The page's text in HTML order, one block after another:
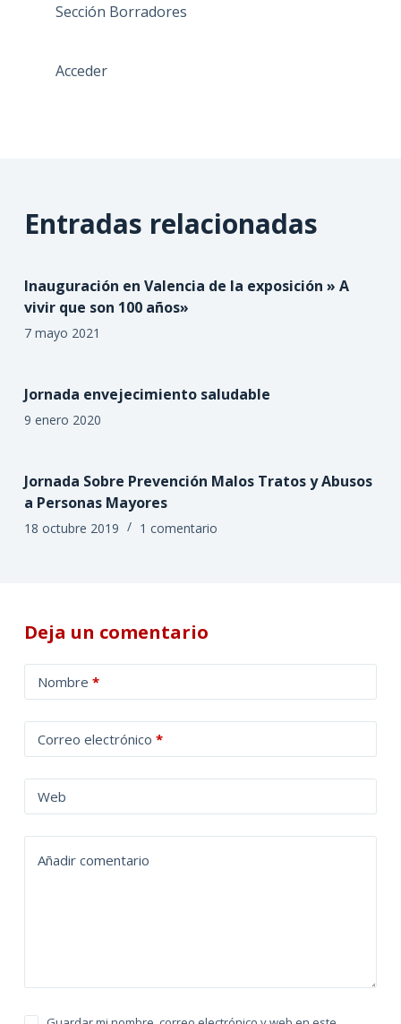
Sección Borradores
Acceder
Entradas relacionadas
Inauguración en Valencia de la exposición » A
vivir que son 100 años»
7 mayo 2021
Jornada envejecimiento saludable
9 enero 2020
Jornada Sobre Prevención Malos Tratos y Abusos
a Personas Mayores
18 octubre 2019 1 comentario
Deja un comentario
Nombre *
Correo electrónico *
Web
Añadir comentario
l
t
a
t